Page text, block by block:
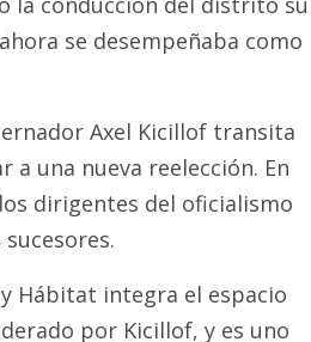
se desempeñaba como
Axel Kicillof transita
a una nueva reelección. En
dirigentes del oficialismo
Hábitat integra el espacio
por Kicillof, y es uno